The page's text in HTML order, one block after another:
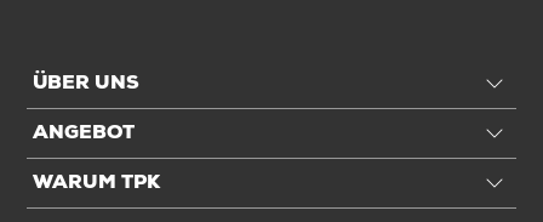
ÜBER UNS
ANGEBOT
WARUM TPK